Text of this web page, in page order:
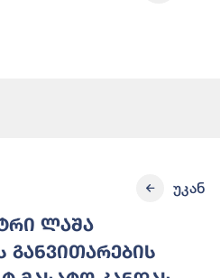
ლაშა
განვითარების
უკან